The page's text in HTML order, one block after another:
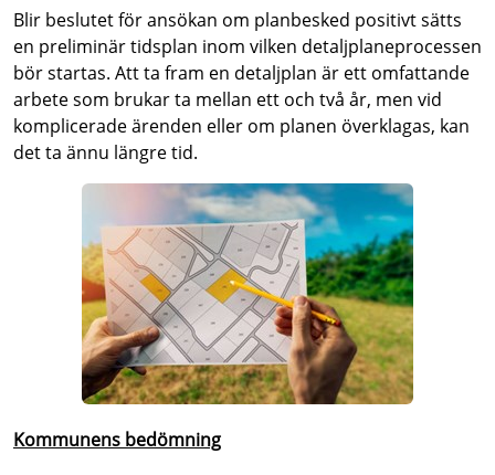
Blir beslutet för ansökan om planbesked positivt sätts
en preliminär tidsplan inom vilken detaljplaneprocessen
bör startas. Att ta fram en detaljplan är ett omfattande
arbete som brukar ta mellan ett och två år, men vid
komplicerade ärenden eller om planen överklagas, kan
det ta ännu längre tid.
Kommunens bedömning